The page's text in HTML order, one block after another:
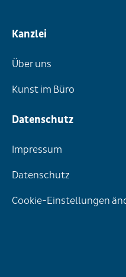
Kanzlei
Über uns
Kunst im Büro
Datenschutz
Impressum
Datenschutz
Cookie-Einstellungen